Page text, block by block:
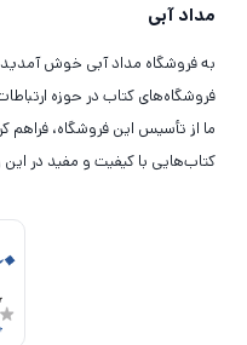
مداد آبی
به فروشگاه مداد آبی خوش آمدید!
فروشگاه‌های کتاب در حوزه
ما از تأسیس این فروشگاه،
کتاب‌هایی با کیفیت و مفید در